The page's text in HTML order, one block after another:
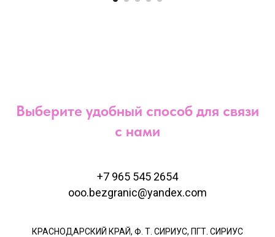
Выберите удобный способ для связи
с нами
+7 965 545 2654
ooo.bezgranic@yandex.com
КРАСНОДАРСКИЙ КРАЙ, Ф. Т. СИРИУС, ПГТ. СИРИУС